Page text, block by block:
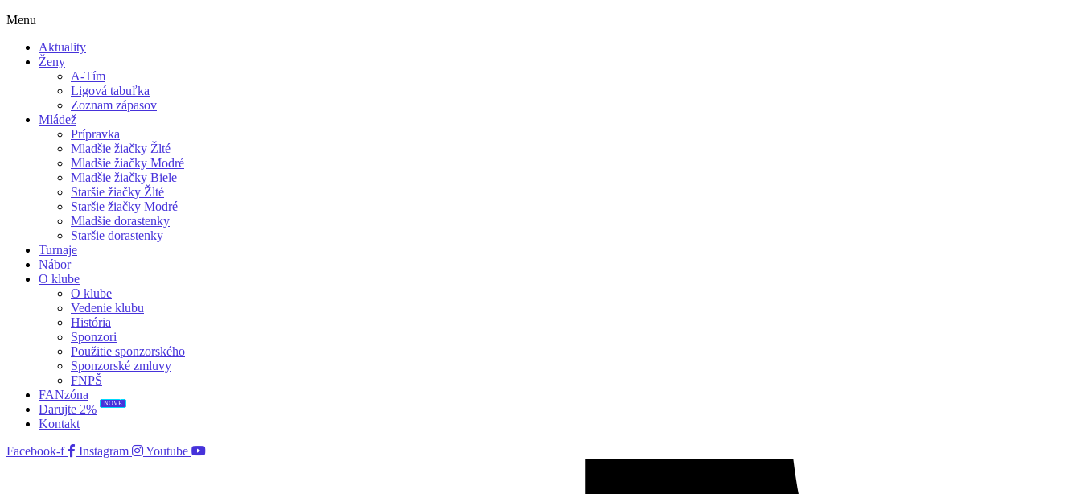
Menu
Aktuality
Ženy
A-Tím
Ligová tabuľka
Zoznam zápasov
Mládež
Prípravka
Mladšie žiačky Žlté
Mladšie žiačky Modré
Mladšie žiačky Biele
Staršie žiačky Žlté
Staršie žiačky Modré
Mladšie dorastenky
Staršie dorastenky
Turnaje
Nábor
O klube
O klube
Vedenie klubu
História
Sponzori
Použitie sponzorského
Sponzorské zmluvy
FNPŠ
FANzóna
Darujte 2%
NOVÉ
Kontakt
Facebook-f
Instagram Youtube